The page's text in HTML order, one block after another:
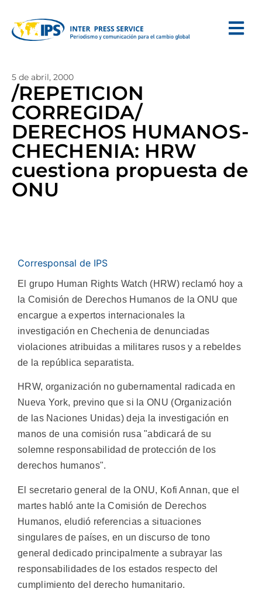
5 de abril, 2000
/REPETICION
CORREGIDA/
DERECHOS HUMANOS-
CHECHENIA: HRW
cuestiona propuesta de
ONU
Corresponsal de IPS
El grupo Human Rights Watch (HRW) reclamó hoy a
la Comisión de Derechos Humanos de la ONU que
encargue a expertos internacionales la
investigación en Chechenia de denunciadas
violaciones atribuidas a militares rusos y a rebeldes
de la república separatista.
HRW, organización no gubernamental radicada en
Nueva York, previno que si la ONU (Organización
de las Naciones Unidas) deja la investigación en
manos de una comisión rusa "abdicará de su
solemne responsabilidad de protección de los
derechos humanos".
El secretario general de la ONU, Kofi Annan, que el
martes habló ante la Comisión de Derechos
Humanos, eludió referencias a situaciones
singulares de países, en un discurso de tono
general dedicado principalmente a subrayar las
responsabilidades de los estados respecto del
cumplimiento del derecho humanitario.